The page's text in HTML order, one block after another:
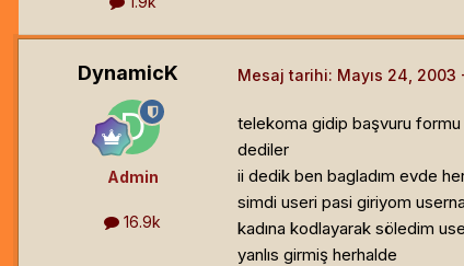
DynamicK
Admin
16.9k
Mesaj tarihi: Mayıs 24, 2003
telekoma gidip başvuru formu
dediler
ii dedik ben bagladım evde
simdi useri pasi giriyom
kadına kodlayarak söledim
yanlıs girmiş herhalde